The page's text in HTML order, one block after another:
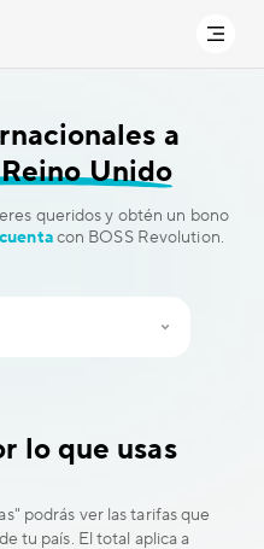
a
Unido
queridos y obtén un bono
con BOSS Revolution.
lo que usas
podrás ver las tarifas que
tu país. El total aplica a